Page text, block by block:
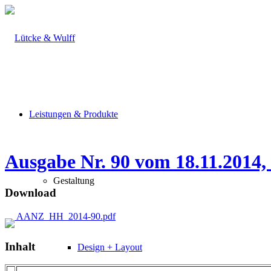
Leistungen & Produkte
Gestaltung
Design + Layout
Ausgabe Nr. 90 vom
Download
AANZ_HH_2014-90.pdf
Inhalt